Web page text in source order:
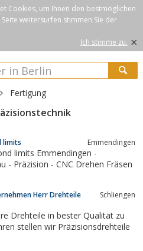
Cookies, um Ihnen den bestmöglichen
weitersurfen stimmen Sie der
Ich stimme zu. ×
Fertigung
limits Emmendingen
limits Emmendingen -
- Präzision - CNC Drehen Fräsen
Herr Drehteile
Schliengen
Drehteile in bester Qualität zu
stellen wir Präzisionsdrehteile